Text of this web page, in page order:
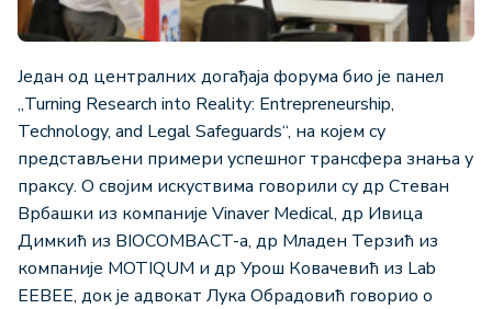
Један од централних догађаја форума био је панел
„Turning Research into Reality: Entrepreneurship,
Technology, and Legal Safeguards“, на којем су
представљени примери успешног трансфера знања у
праксу. О својим искуствима говорили су др Стеван
Врбашки из компаније Vinaver Medical, др Ивица
Димкић из BIOCOMBACT-а, др Младен Терзић из
компаније MOTIQUM и др Урош Ковачевић из Lab
EEBEE, док је адвокат Лука Обрадовић говорио о